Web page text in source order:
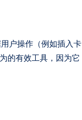
户操作（例如插入卡
的有效工具，因为它